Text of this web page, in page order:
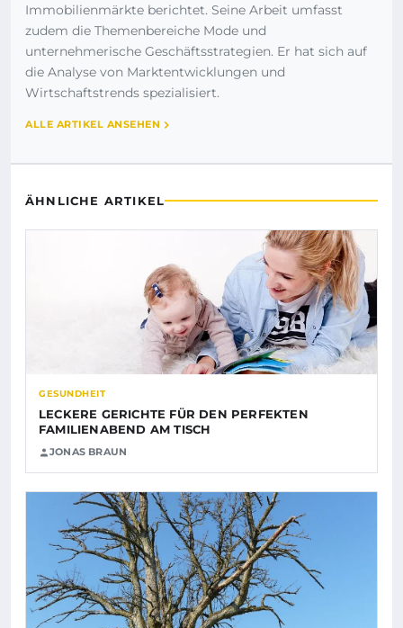
Immobilienmärkte berichtet. Seine Arbeit umfasst
zudem die Themenbereiche Mode und
unternehmerische Geschäftsstrategien. Er hat sich auf
die Analyse von Marktentwicklungen und
Wirtschaftstrends spezialisiert.
ALLE ARTIKEL ANSEHEN
ÄHNLICHE ARTIKEL
GESUNDHEIT
LECKERE GERICHTE FÜR DEN PERFEKTEN
FAMILIENABEND AM TISCH
JONAS BRAUN